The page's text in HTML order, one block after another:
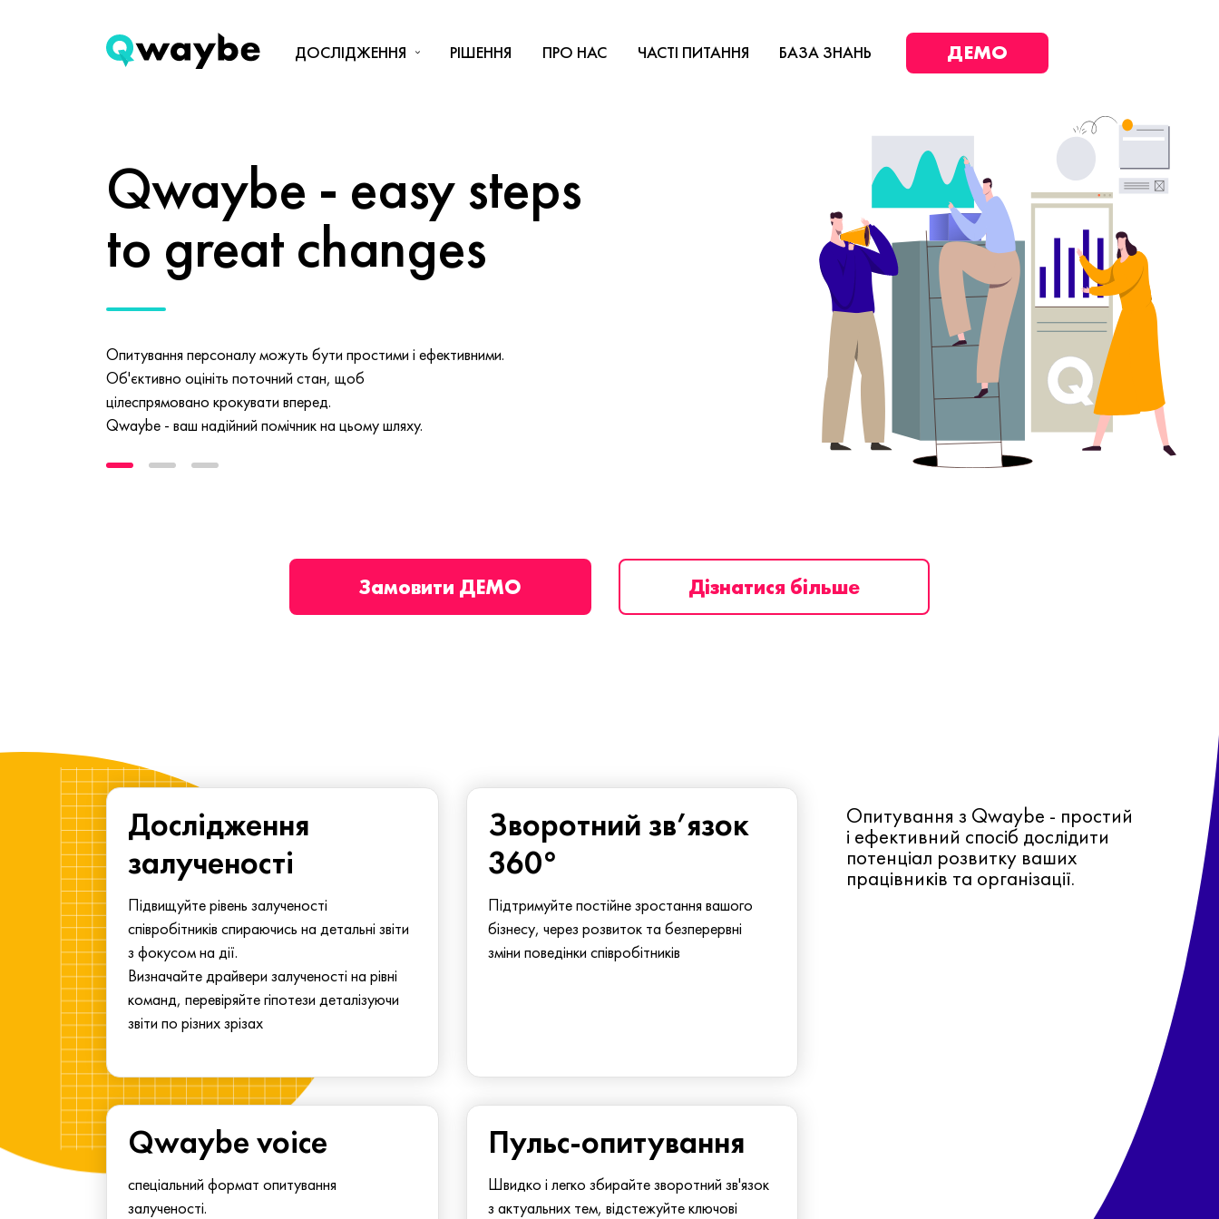
ДОСЛІДЖЕННЯ РІШЕННЯ ПРО НАС ЧАСТІ ПИТАННЯ БАЗА ЗНАНЬ ДЕМО
Qwaybe - easy steps
to great changes
Опитування персоналу можуть бути простими і ефективними.
Об'єктивно оцініть поточний стан, щоб
цілеспрямовано крокувати вперед.
Qwaybe - ваш надійний помічник на цьому шляху.
Замовити ДЕМО Дізнатися більше
Дослідження
залученості
Підвищуйте рівень залученості
співробітників спираючись на детальні звіти
з фокусом на дії.
Визначайте драйвери залученості на рівні
команд, перевіряйте гіпотези деталізуючи
звіти по різних зрізах
Зворотний зв’язок
360°
Підтримуйте постійне зростання вашого
бізнесу, через розвиток та безперервні
зміни поведінки співробітників
Опитування з Qwaybe - простий
і ефективний спосіб дослідити
потенціал розвитку ваших
працівників та організації.
Qwaybe voice
спеціальний формат опитування
залученості.
Пульс-опитування
Швидко і легко збирайте зворотний зв'язок
з актуальних тем, відстежуйте ключові